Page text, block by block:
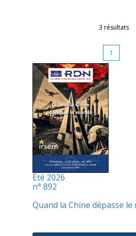
3 résultats
1
Été 2026
n° 892
Quand la Chine dépasse le